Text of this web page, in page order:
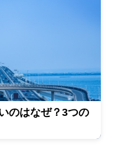
のはなぜ？3つの